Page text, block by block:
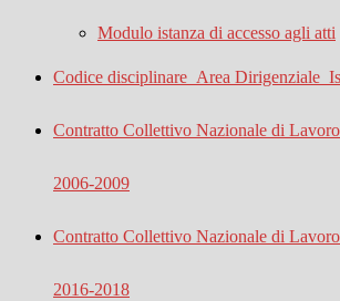
Modulo istanza di accesso agli atti
Codice disciplinare_Area
Contratto Collettivo Nazionale di
2006-2009
Contratto Collettivo Nazionale di
2016-2018